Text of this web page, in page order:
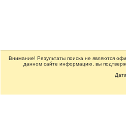
Внимание! Результаты поиска не являются
данном сайте информацию, вы